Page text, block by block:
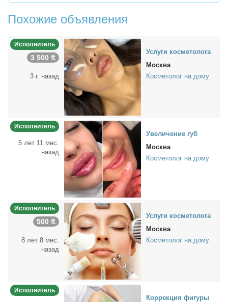
Похожие объявления
Исполнитель
3 500 ₶
3 г. назад
Услу­ги кос­ме­то­ло­га
Москва
Косметолог на дому
Исполнитель
5 лет 11 мес.
назад
Уве­ли­че­ние губ
Москва
Косметолог на дому
Исполнитель
500 ₶
8 лет 8 мес.
назад
Услу­ги кос­ме­то­ло­га
Москва
Косметолог на дому
Исполнитель
Кор­рек­ция фигу­ры